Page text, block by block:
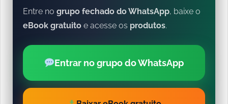
Entre no grupo fechado do WhatsApp, baixe o
eBook gratuito e acesse os produtos.
Entrar no grupo do WhatsApp